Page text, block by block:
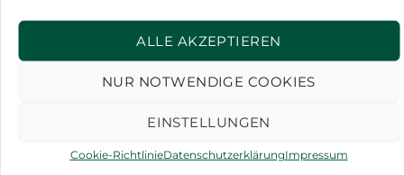
ALLE AKZEPTIEREN
NUR NOTWENDIGE COOKIES
EINSTELLUNGEN
Cookie-RichtlinieDatenschutzerklärungImpressum
Wer Kräuter & Wurzeln sucht, achtet meist nicht nur
auf den Preis, sondern auf Herkunft, Pflanzenteil,
Schnittqualität und eine nachvollziehbare
ausgewählte Bio Kräuter und Wurzelware für Küche,
Weiterverarbeitung. Die Kategorie umfasst